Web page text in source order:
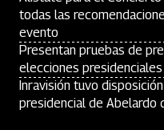
todas las
evento
Presentan pruebas de
elecciones
Inravisión tuvo
presidencial de Abelardo